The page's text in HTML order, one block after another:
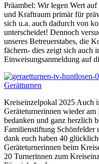
Präambel: Wir legen Wert auf
und Kraftraum primär für
sich u.a. auch dadurch von
unterscheidet! Dennoch
unseres Betreuerstabes, die
fächern- dies zeigt sich auch
Einweisungsanmeldung auf
Gerätturnen
Kreiseinzelpokal 2025 Auch
Geräteturnerinnen wieder
bedanken und ganz herzlich
Familienstiftung Schönfelder
dank euch haben 40
Geräteturnerinnen beim
20 Turnerinnen zum